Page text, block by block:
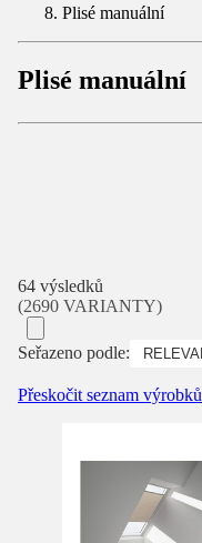
Plisé manuální
Plisé manuální
64 výsledků
(2690 VARIANTY)
Seřazeno podle:
Přeskočit seznam výrobků